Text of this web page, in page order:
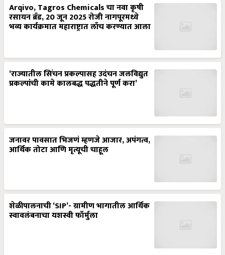
Arqivo, Tagros Chemicals चा नवा कृषी
रसायन ब्रँड, 20 जून 2025 रोजी नागपूरमध्ये
भव्य कार्यक्रमात महाराष्ट्रात लाँच करण्यात आला
‘राज्यातील सिंचन प्रकल्पासह उदंचन जलविद्युत
प्रकल्पांची कामे कालबद्ध पद्धतीने पूर्ण करा’
जनावर पावसात भिजणं म्हणजे आजार, अपंगत्व,
आर्थिक तोटा आणि मृत्यूची चाहूल
शेळीपालनाची ‘SIP’- ग्रामीण भागातील आर्थिक
स्वावलंबनाचा यशस्वी फॉर्मुला